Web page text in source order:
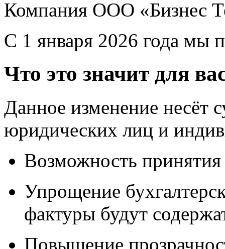
Отзывы клиентов
Услуги
Выбор 1С
Установка и
Обучение
Сопровождение
Аренда:
Разработка
Интеграция
Купить программы 1С
Наши разработки